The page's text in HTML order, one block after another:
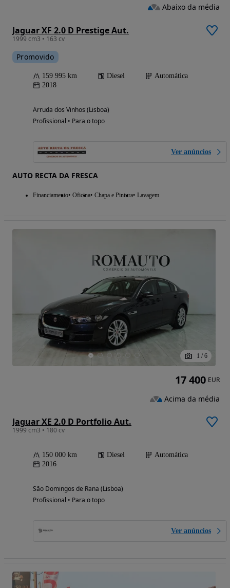
Jaguar XF 2.0 D Prestige Aut.
1999 cm3 • 163 cv
Promovido
159 995 km Diesel
Automática
2018
Arruda dos Vinhos (Lisboa)
Profissional • Para o topo
Ver anúncios
AUTO RECTA DA FRESCA
Financiamento Oficina Chapa e Pintura Lavagem
Abaixo da média
1 / 6
Jaguar XE 2.0 D Portfolio Aut.
1999 cm3 • 180 cv
150 000 km Diesel
Automática
2016
São Domingos de Rana (Lisboa)
Profissional • Para o topo
Ver anúncios
17 400 EUR
Acima da média